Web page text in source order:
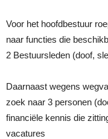
Voor het hoofdbestuur
naar functies die
2 Bestuursleden (doof,
Daarnaast wegens
zoek naar 3 personen
financiële kennis die
vacatures